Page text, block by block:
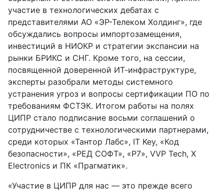
участие в технологических дебатах с
представителями АО «ЭР-Телеком Холдинг», где
обсуждались вопросы импортозамещения,
инвестиций в НИОКР и стратегии экспансии на
рынки БРИКС и СНГ. Кроме того, на сессии,
посвященной доверенной ИТ-инфраструктуре,
эксперты разобрали методы системного
устранения угроз и вопросы сертификации ПО по
требованиям ФСТЭК. Итогом работы на полях
ЦИПР стало подписание восьми соглашений о
сотрудничестве с технологическими партнерами,
среди которых «Тантор Лабс», IT Key, «Код
безопасности», «РЕД СОФТ», «Р7», VVP Tech, X
Electronics и ПК «Прагматик».
«Участие в ЦИПР для нас — это прежде всего